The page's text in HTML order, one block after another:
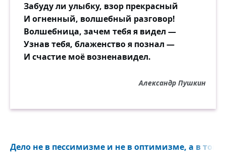
Забуду ли улыбку, взор прекрасный
И огненный, волшебный разговор!
Волшебница, зачем тебя я видел —
Узнав тебя, блаженство я познал —
И счастие моё возненавидел.
Александр Пушкин
Дело не в пессимизме и не в оптимизме, а в том,